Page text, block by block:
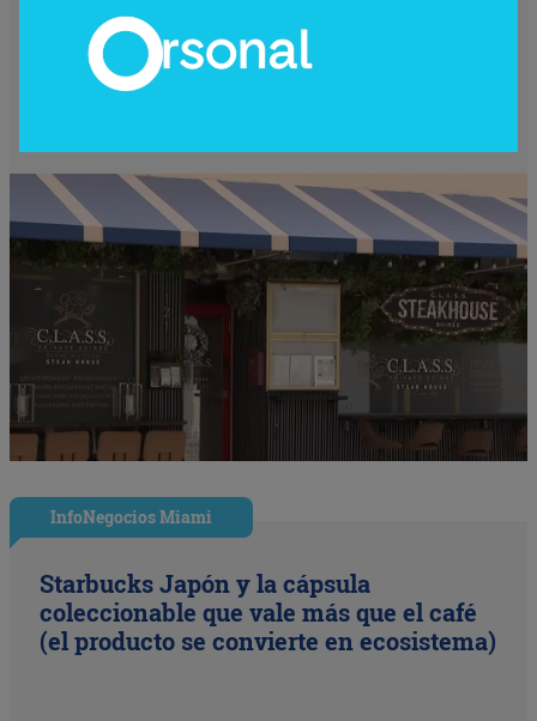
Nude Dining: Miami redefine el lujo
gastronómico con la cena (nudista) más
disruptiva del año
InfoNegocios Miami
Starbucks Japón y la cápsula
coleccionable que vale más que el café
(el producto se convierte en ecosistema)